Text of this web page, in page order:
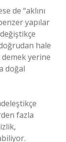
de “aklını
yapılar
hale
demek yerine
doğal
fazla